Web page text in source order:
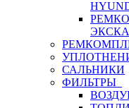
САЛЬНИКИ
ФИЛЬТРЫ